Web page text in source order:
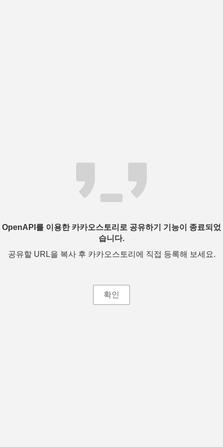
OpenAPI를 이용한 카카오스토리로 공유하기 기능이 종료되었
습니다.
공유할 URL을 복사 후 카카오스토리에 직접 등록해 보세요.
확인